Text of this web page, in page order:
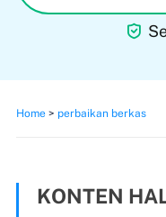

Home> perbaikan berkas
KONTEN